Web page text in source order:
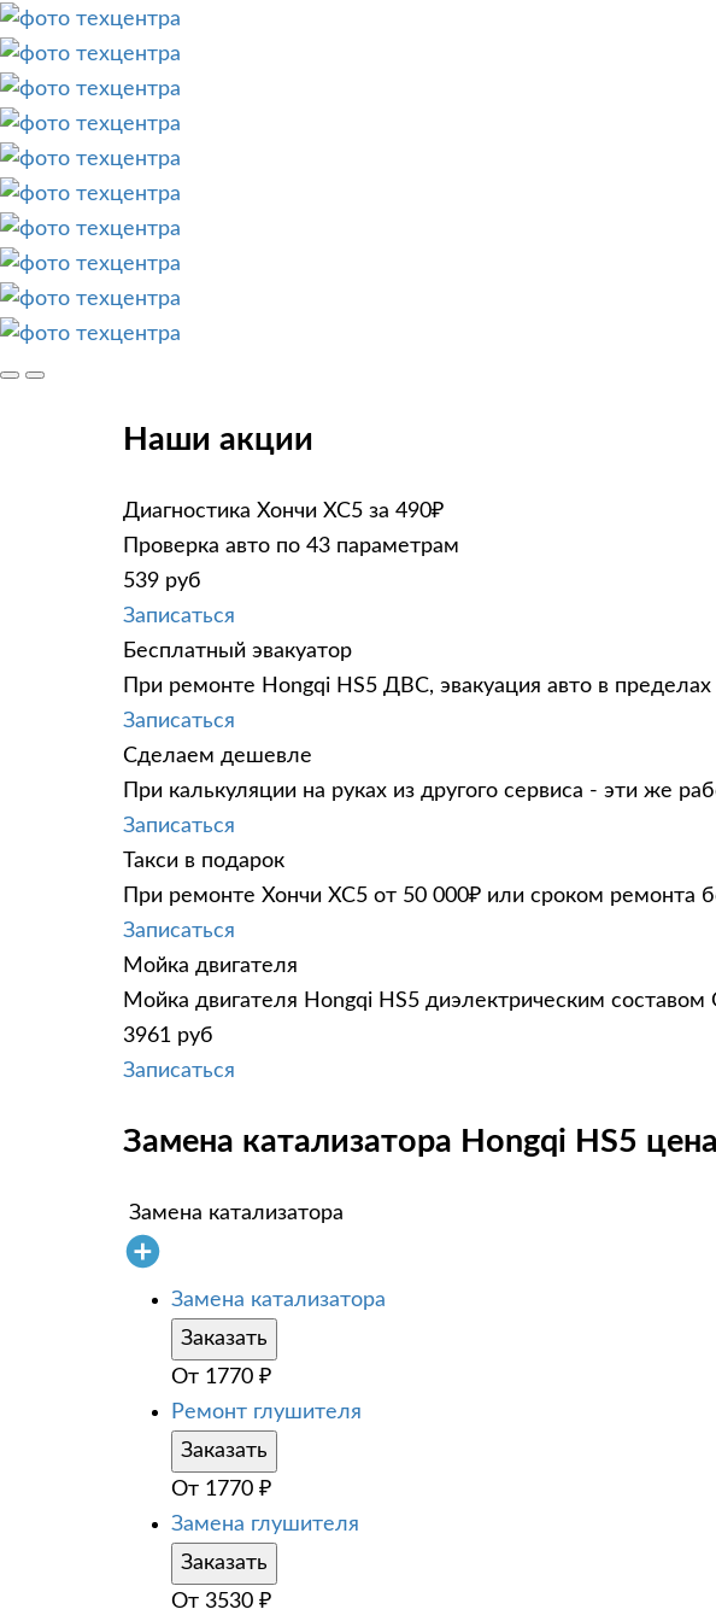
Наши акции
Диагностика Хончи ХС5 за 490₽
Проверка авто по 43 параметрам
539 руб
Записаться
Бесплатный эвакуатор
При ремонте Hongqi HS5 ДВС, эвакуация авто в
Записаться
Сделаем дешевле
При калькуляции на руках из другого сервиса - эти же
Записаться
Такси в подарок
При ремонте Хончи ХС5 от 50 000₽ или сроком ремонта
Записаться
Мойка двигателя
Мойка двигателя Hongqi HS5 диэлектрическим составом
3961 руб
Записаться
Замена катализатора Hongqi HS5
Замена катализатора
Замена катализатора
Заказать
От 1770 ₽
Ремонт глушителя
Заказать
От 1770 ₽
Замена глушителя
Заказать
От 3530 ₽